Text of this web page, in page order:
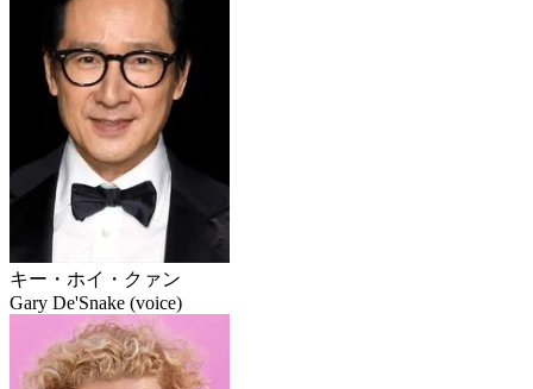
キー・ホイ・クァン
Gary De'Snake (voice)